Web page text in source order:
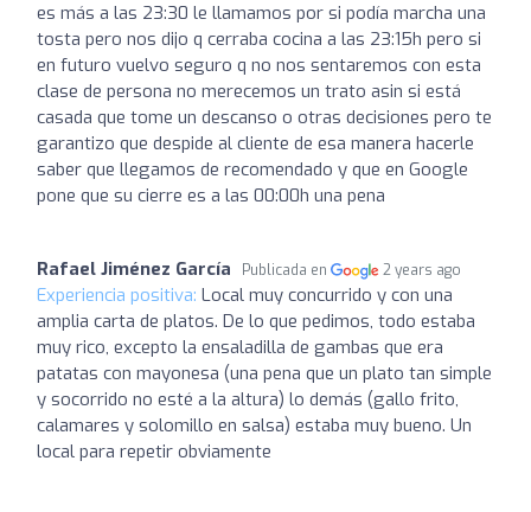
es más a las 23:30 le llamamos por si podía marcha una
tosta pero nos dijo q cerraba cocina a las 23:15h pero si
en futuro vuelvo seguro q no nos sentaremos con esta
clase de persona no merecemos un trato asin si está
casada que tome un descanso o otras decisiones pero te
garantizo que despide al cliente de esa manera hacerle
saber que llegamos de recomendado y que en Google
pone que su cierre es a las 00:00h una pena
Rafael Jiménez García Publicada en 2 years ago
Experiencia positiva: Local muy concurrido y con una
amplia carta de platos. De lo que pedimos, todo estaba
muy rico, excepto la ensaladilla de gambas que era
patatas con mayonesa (una pena que un plato tan simple
y socorrido no esté a la altura) lo demás (gallo frito,
calamares y solomillo en salsa) estaba muy bueno. Un
local para repetir obviamente